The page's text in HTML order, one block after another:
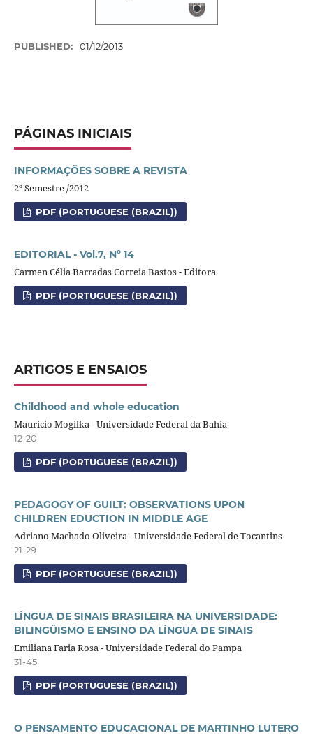
PUBLISHED: 01/12/2013
PÁGINAS INICIAIS
INFORMAÇÕES SOBRE A REVISTA
2º Semestre /2012
PDF (PORTUGUESE (BRAZIL))
EDITORIAL - Vol.7, Nº 14
Carmen Célia Barradas Correia Bastos - Editora
PDF (PORTUGUESE (BRAZIL))
ARTIGOS E ENSAIOS
Childhood and whole education
Mauricio Mogilka - Universidade Federal da Bahia
12-20
PDF (PORTUGUESE (BRAZIL))
PEDAGOGY OF GUILT: OBSERVATIONS UPON
CHILDREN EDUCTION IN MIDDLE AGE
Adriano Machado Oliveira - Universidade Federal de Tocantins
21-29
PDF (PORTUGUESE (BRAZIL))
LÍNGUA DE SINAIS BRASILEIRA NA UNIVERSIDADE:
BILINGÜISMO E ENSINO DA LÍNGUA DE SINAIS
Emiliana Faria Rosa - Universidade Federal do Pampa
31-45
PDF (PORTUGUESE (BRAZIL))
O PENSAMENTO EDUCACIONAL DE MARTINHO LUTERO